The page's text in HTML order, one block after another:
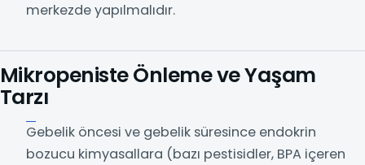
merkezde yapılmalıdır.
Mikropeniste Önleme ve Yaşam
Tarzı
Gebelik öncesi ve gebelik süresince endokrin
bozucu kimyasallara (bazı pestisidler, BPA içeren